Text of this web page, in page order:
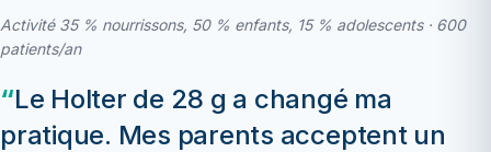
Activité 35 % nourrissons, 50 % enfants, 15 % adolescents · 600
patients/an
Le Holter de 28 g a changé ma
pratique. Mes parents acceptent un